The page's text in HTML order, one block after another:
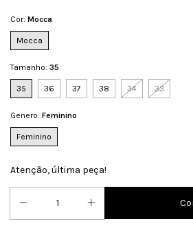
Cor: Mocca
Mocca
Tamanho: 35
35 36 37 38 34 33
Genero: Feminino
Feminino
Atenção, última peça!